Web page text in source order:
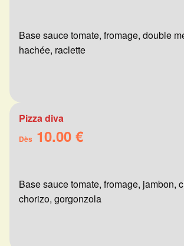
Base sauce tomate, fromage, double
hachée, raclette
Pizza diva
Dès 10.00 €
Base sauce tomate, fromage, jambon,
chorizo, gorgonzola